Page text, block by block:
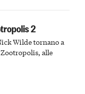
2
Wilde tornano a
alle